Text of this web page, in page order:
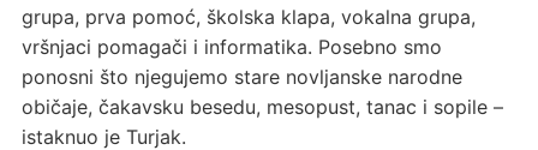
grupa, prva pomoć, školska klapa, vokalna grupa,
vršnjaci pomagači i informatika. Posebno smo
ponosni što njegujemo stare novljanske narodne
običaje, čakavsku besedu, mesopust, tanac i sopile –
istaknuo je Turjak.